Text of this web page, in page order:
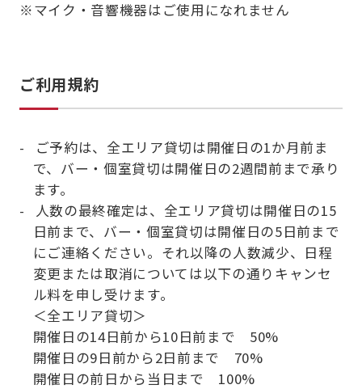
※マイク・音響機器はご使用になれません
ご利用規約
ご予約は、全エリア貸切は開催日の1か月前ま
で、バー・個室貸切は開催日の2週間前まで承り
ます。
人数の最終確定は、全エリア貸切は開催日の15
日前まで、バー・個室貸切は開催日の5日前まで
にご連絡ください。それ以降の人数減少、日程
変更または取消については以下の通りキャンセ
ル料を申し受けます。
＜全エリア貸切＞
開催日の14日前から10日前まで 50%
開催日の9日前から2日前まで 70%
開催日の前日から当日まで 100%